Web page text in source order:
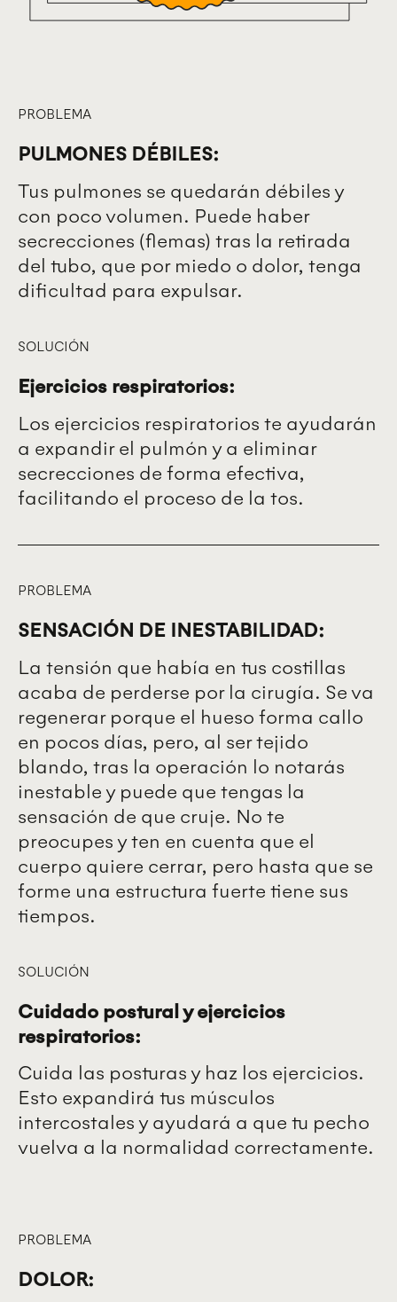
PROBLEMA
PULMONES DÉBILES:
Tus pulmones se quedarán débiles y
con poco volumen. Puede haber
secrecciones (flemas) tras la retirada
del tubo, que por miedo o dolor, tenga
dificultad para expulsar.
SOLUCIÓN
Ejercicios respiratorios:
Los ejercicios respiratorios te ayudarán
a expandir el pulmón y a eliminar
secrecciones de forma efectiva,
facilitando el proceso de la tos.
PROBLEMA
SENSACIÓN DE INESTABILIDAD:
La tensión que había en tus costillas
acaba de perderse por la cirugía. Se va
regenerar porque el hueso forma callo
en pocos días, pero, al ser tejido
blando, tras la operación lo notarás
inestable y puede que tengas la
sensación de que cruje. No te
preocupes y ten en cuenta que el
cuerpo quiere cerrar, pero hasta que se
forme una estructura fuerte tiene sus
tiempos.
SOLUCIÓN
Cuidado postural y ejercicios
respiratorios:
Cuida las posturas y haz los ejercicios.
Esto expandirá tus músculos
intercostales y ayudará a que tu pecho
vuelva a la normalidad correctamente.
PROBLEMA
DOLOR: